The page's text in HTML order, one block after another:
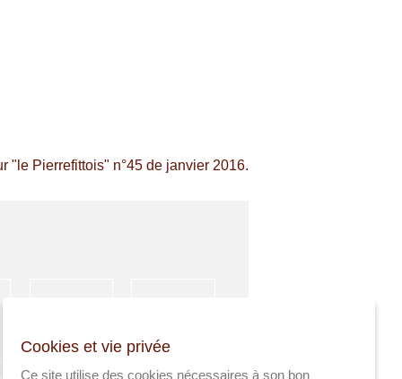
"le Pierrefittois" n°45 de janvier 2016.
ACTIVITÉS
SPORTIVES
Cookies et vie privée
Ce site utilise des cookies nécessaires à son bon